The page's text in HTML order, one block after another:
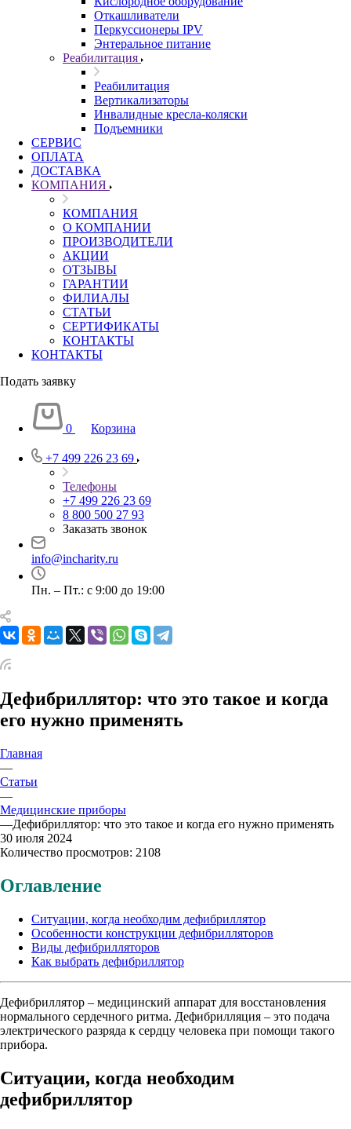
Откашливатели
Перкуссионеры IPV
Энтеральное питание
Реабилитация
Реабилитация
Вертикализаторы
Инвалидные кресла-коляски
Подъемники
СЕРВИС
ОПЛАТА
ДОСТАВКА
КОМПАНИЯ
КОМПАНИЯ
О КОМПАНИИ
ПРОИЗВОДИТЕЛИ
АКЦИИ
ОТЗЫВЫ
ГАРАНТИИ
ФИЛИАЛЫ
СТАТЬИ
СЕРТИФИКАТЫ
КОНТАКТЫ
КОНТАКТЫ
Подать заявку
0 Корзина
+7 499 226 23 69
Телефоны
+7 499 226 23 69
8 800 500 27 93
Заказать звонок
info@incharity.ru
Пн. – Пт.: с 9:00 до 19:00
Дефибриллятор: что это такое и когда
его нужно применять
Главная
—
Статьи
—
Медицинские приборы
—Дефибриллятор: что это такое и когда его нужно применять
30 июля 2024
Количество просмотров: 2108
Оглавление
Ситуации, когда необходим дефибриллятор
Особенности конструкции дефибрилляторов
Виды дефибрилляторов
Как выбрать дефибриллятор
Дефибриллятор – медицинский аппарат для восстановления
нормального сердечного ритма. Дефибрилляция – это подача
электрического разряда к сердцу человека при помощи такого
прибора.
Ситуации, когда необходим
дефибриллятор